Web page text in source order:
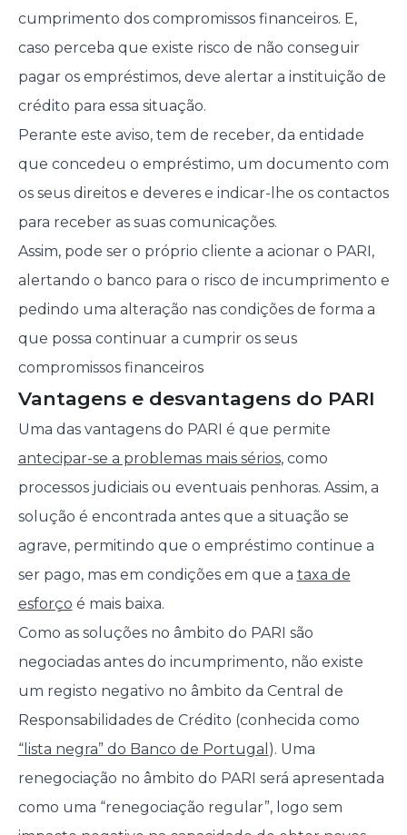
cumprimento dos compromissos financeiros. E,
caso perceba que existe risco de não conseguir
pagar os empréstimos, deve alertar a instituição de
crédito para essa situação.
Perante este aviso, tem de receber, da entidade
que concedeu o empréstimo, um documento com
os seus direitos e deveres e indicar-lhe os contactos
para receber as suas comunicações.
Assim, pode ser o próprio cliente a acionar o PARI,
alertando o banco para o risco de incumprimento e
pedindo uma alteração nas condições de forma a
que possa continuar a cumprir os seus
compromissos financeiros
Vantagens e desvantagens do PARI
Uma das vantagens do PARI é que permite
antecipar-se a problemas mais sérios, como
processos judiciais ou eventuais penhoras. Assim, a
solução é encontrada antes que a situação se
agrave, permitindo que o empréstimo continue a
ser pago, mas em condições em que a taxa de
esforço é mais baixa.
Como as soluções no âmbito do PARI são
negociadas antes do incumprimento, não existe
um registo negativo no âmbito da Central de
Responsabilidades de Crédito (conhecida como
“lista negra” do Banco de Portugal ). Uma
renegociação no âmbito do PARI será apresentada
como uma “renegociação regular”, logo sem